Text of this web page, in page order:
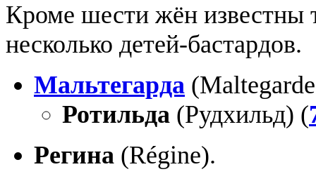
Кроме шести жён известны
несколько детей-бастардов.
Мальтегарда
Ротильда (Рудхильд) (
Регина (Régine).